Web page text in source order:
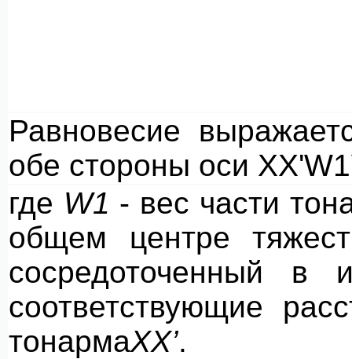
Равновесие
обе стороны оси
где W1 - вес части
общем центре
сосредоточенный
соответствующие
тонармаХХ’.